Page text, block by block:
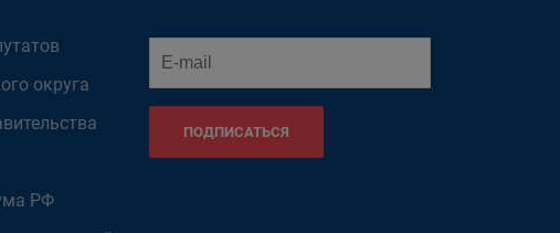
округа
РФ
ПОДПИСАТЬСЯ